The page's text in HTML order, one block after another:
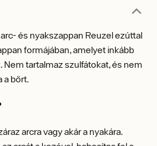
és nyakszappan Reuzel ezúttal
formájában, amelyet inkább
tartalmaz szulfátokat, és nem
a bőrt.
arcra vagy akár a nyakára.